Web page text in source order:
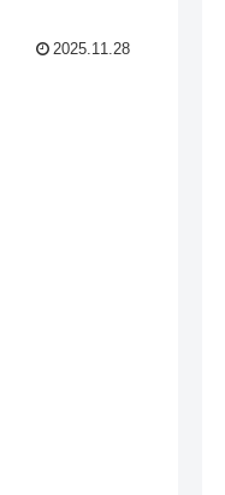
2025.11.28